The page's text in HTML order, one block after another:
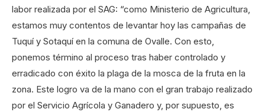
labor realizada por el SAG: “como Ministerio de Agricultura,
estamos muy contentos de levantar hoy las campañas de
Tuquí y Sotaquí en la comuna de Ovalle. Con esto,
ponemos término al proceso tras haber controlado y
erradicado con éxito la plaga de la mosca de la fruta en la
zona. Este logro va de la mano con el gran trabajo realizado
por el Servicio Agrícola y Ganadero y, por supuesto, es